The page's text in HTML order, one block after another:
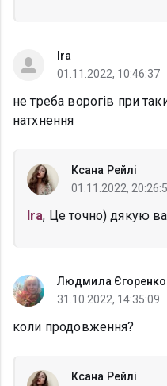
Ira
01.11.2022, 10:46:37
не треба ворогів при
натхнення
Ксана Рейлі
01.11.2022,
Ira, Це точно) дякую
Людмила
31.10.2022, 14:35:09
коли продовження?
Ксана Рейлі